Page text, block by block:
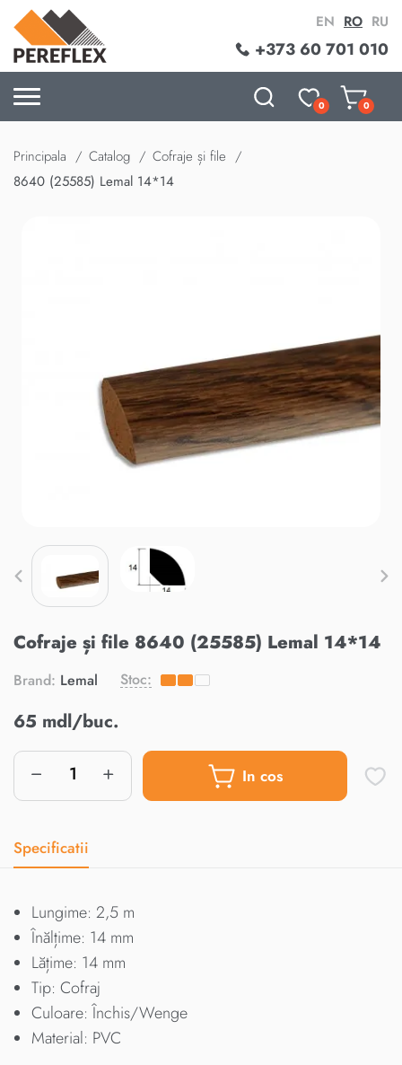
+373 60 701 010
EN RO RU
0 0
Principala Catalog
Cofraje și file
8640 (25585) Lemal 14*14
Cofraje și file 8640 (25585) Lemal 14*14
Brand: Lemal Stoc:
65 mdl/buc.
In cos
Specificatii
Lungime: 2,5 m
Înălțime: 14 mm
Lățime: 14 mm
Tip: Cofraj
Culoare: Închis/Wenge
Material: PVC